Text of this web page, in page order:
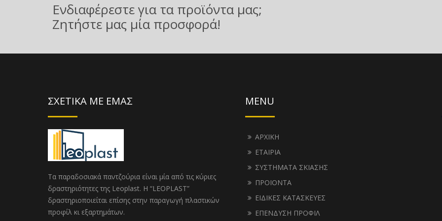
Ενδιαφέρεστε για τα προϊόντα μας;
Ζητήστε μας μία προσφορά!
ΣΧΕΤΙΚΑ ΜΕ ΕΜΑΣ
Τα παραδοσιακά παντζούρια είναι μία από τις κύριες
δραστηριότητες της Leoplast. Η “LEOPLAST”
δραστηριοποιείται επίσης στην παραγωγή πλαστικών
προφίλ κι εξαρτημάτων.
MENU
ΑΡΧΙΚΗ
ΕΤΑΙΡΙΑ
ΣΥΣΤΗΜΑΤΑ ΣΚΙΑΣΗΣ
ΠΡΟΙΟΝΤΑ
ΕΙΔΙΚΕΣ ΚΑΤΑΣΚΕΥΕΣ
ΕΠΕΝΔΥΣΗ ΠΡΟΦΙΛ